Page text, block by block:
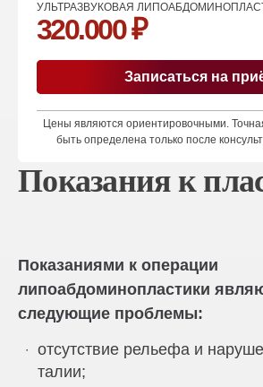
УЛЬТРАЗВУКОВАЯ
320.000 ₽
Записаться на
Цены являются ориентировочными.
быть определена только после
Показания к
Показаниями к операции
липоабдоминопластики
следующие проблемы:
отсутствие рельефа и
талии;